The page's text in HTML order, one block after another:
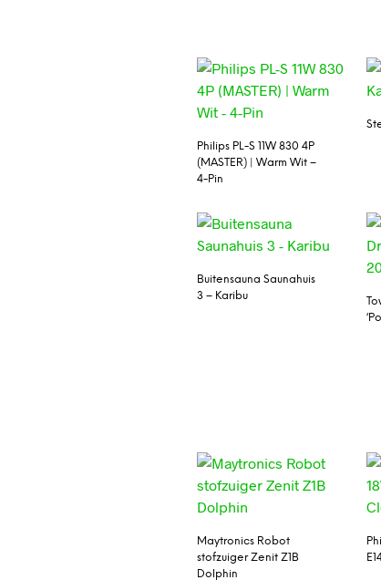
Philips PL-S 11W 830 4P
(MASTER) | Warm Wit –
4-Pin
Buitensauna Saunahuis
3 – Karibu
Maytronics Robot
stofzuiger Zenit Z1B
Dolphin